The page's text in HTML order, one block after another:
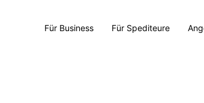
Für Business Für Spediteure